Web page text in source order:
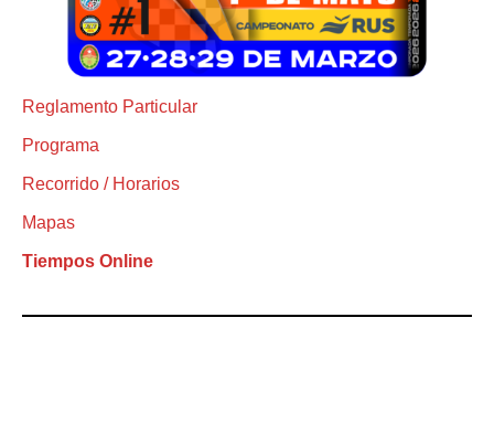
Reglamento Particular
Programa
Recorrido / Horarios
Mapas
Tiempos Online